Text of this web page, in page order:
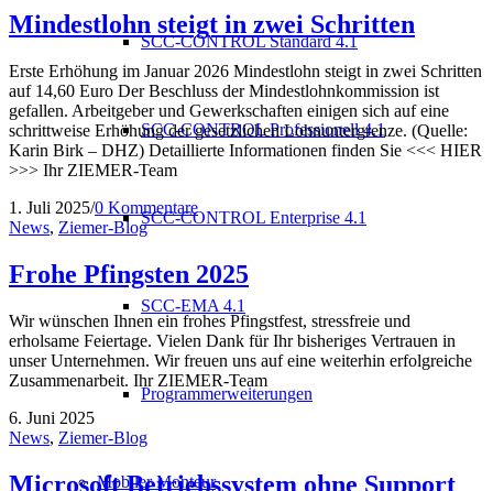
SCC-CONTROL Standard 4.1
SCC-CONTROL Professionell 4.1
SCC-CONTROL Enterprise 4.1
SCC-EMA 4.1
Programmerweiterungen
Mobiler Monteur
Mindestlohn steigt in zwei Schritten
Erste Erhöhung im Januar 2026 Mindestlohn steigt in zwei Schritten
auf 14,60 Euro Der Beschluss der Mindestlohnkommission ist
gefallen. Arbeitgeber und Gewerkschaften einigen sich auf eine
schrittweise Erhöhung der gesetzlichen Lohnuntergrenze. (Quelle:
Karin Birk – DHZ) Detaillierte Informationen finden Sie <<< HIER
>>> Ihr ZIEMER-Team
1. Juli 2025/0 Kommentare
News, Ziemer-Blog
Frohe Pfingsten 2025
Wir wünschen Ihnen ein frohes Pfingstfest, stressfreie und
erholsame Feiertage. Vielen Dank für Ihr bisheriges Vertrauen in
unser Unternehmen. Wir freuen uns auf eine weiterhin erfolgreiche
Zusammenarbeit. Ihr ZIEMER-Team
6. Juni 2025
News, Ziemer-Blog
Microsoft Betriebssystem ohne Support